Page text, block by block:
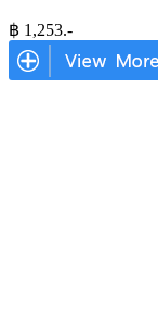
฿ 1,253.-